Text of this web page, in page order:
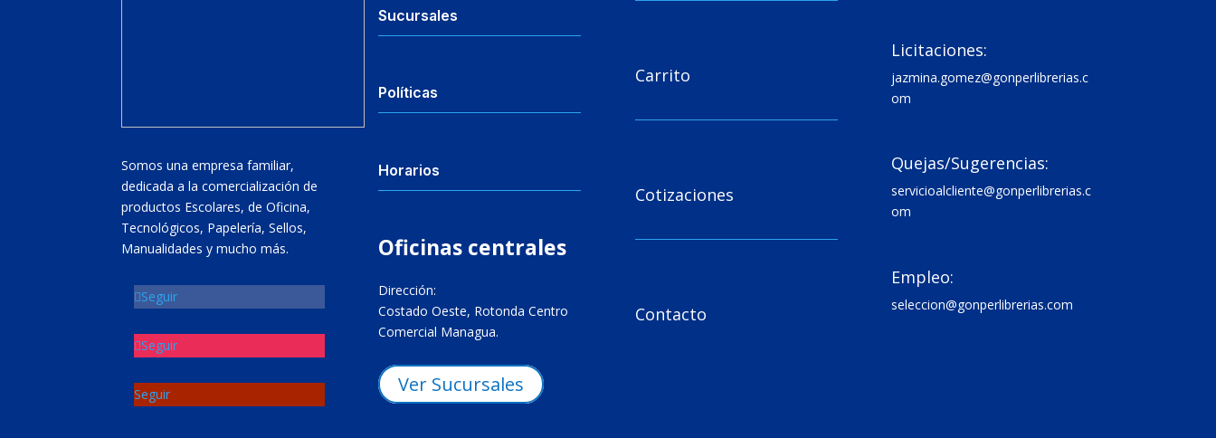
Somos una empresa familiar,
dedicada a la comercialización de
productos Escolares, de Oficina,
Tecnológicos, Papelería, Sellos,
Manualidades y mucho más.
Seguir
Seguir
Seguir
Sucursales
Políticas
Horarios
Oficinas centrales
Dirección:
Costado Oeste, Rotonda Centro
Comercial Managua.
Ver Sucursales
Carrito
Cotizaciones
Contacto
Licitaciones:
jazmina.gomez@gonperlibrerias.c
om
Quejas/Sugerencias:
servicioalcliente@gonperlibrerias.c
om
Empleo:
seleccion@gonperlibrerias.com